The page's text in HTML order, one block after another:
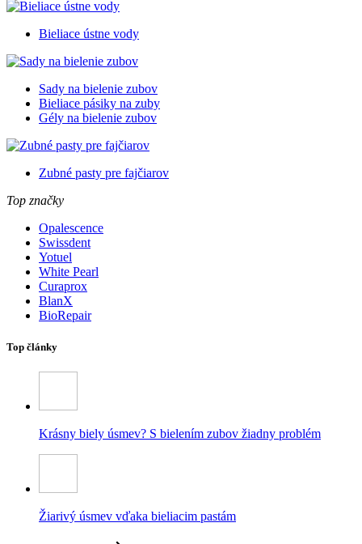
Bieliace ústne vody
Sady na bielenie zubov
Bieliace pásiky na zuby
Gély na bielenie zubov
Zubné pasty pre fajčiarov
Top značky
Opalescence
Swissdent
Yotuel
White Pearl
Curaprox
BlanX
BioRepair
Top články
Krásny biely úsmev? S bielením zubov žiadny problém
Žiarivý úsmev vďaka bieliacim pastám